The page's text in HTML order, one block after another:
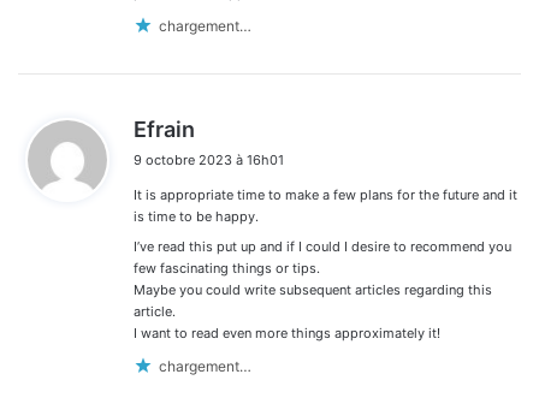
chargement…
Efrain
t
:
9 octobre 2023 à 16h01
It is appropriate time to make a few plans for the future and it
is time to be happy.
I’ve read this put up and if I could I desire to recommend you
few fascinating things or tips.
Maybe you could write subsequent articles regarding this
article.
I want to read even more things approximately it!
chargement…